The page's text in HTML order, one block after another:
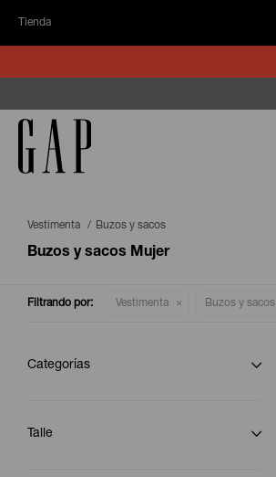
Tienda
Vestimenta Buzos y sacos
Buzos y sacos Mujer
Filtrando por: Vestimenta Buzos y sacos
Categorías
Talle